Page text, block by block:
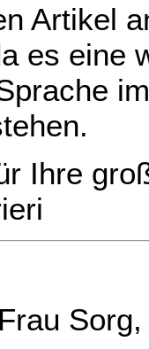
Artikel
es eine
Ihre
Sorg,